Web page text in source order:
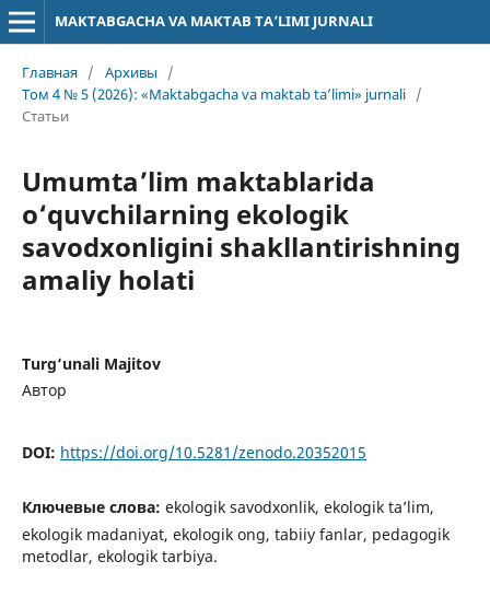
MAKTABGACHA VA MAKTAB TA’LIMI JURNALI
Главная / Архивы
/
Том 4 № 5 (2026): «Maktabgacha va maktab ta’limi» jurnali /
Статьи
Umumta’lim maktablarida
o‘quvchilarning ekologik
savodxonligini shakllantirishning
amaliy holati
Turg‘unali Majitov
Автор
DOI: https://doi.org/10.5281/zenodo.20352015
Ключевые слова: ekologik savodxonlik, ekologik ta’lim,
ekologik madaniyat, ekologik ong, tabiiy fanlar, pedagogik
metodlar, ekologik tarbiya.